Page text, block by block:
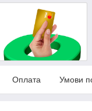
Оплата Умови